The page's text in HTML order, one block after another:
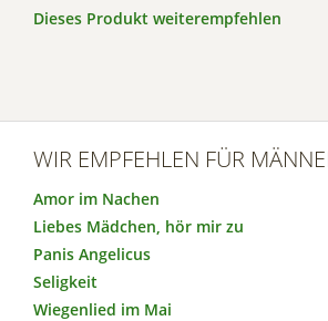
Dieses Produkt weiterempfehlen
WIR EMPFEHLEN FÜR
Amor im Nachen
Liebes Mädchen, hör mir zu
Panis Angelicus
Seligkeit
Wiegenlied im Mai